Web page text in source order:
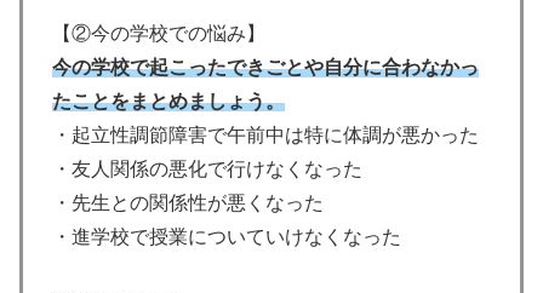
【②今の学校での悩み】
今の学校で起こったできごとや自分に合わなかっ
たことをまとめましょう。
・起立性調節障害で午前中は特に体調が悪かった
・友人関係の悪化で行けなくなった
・先生との関係性が悪くなった
・進学校で授業についていけなくなった